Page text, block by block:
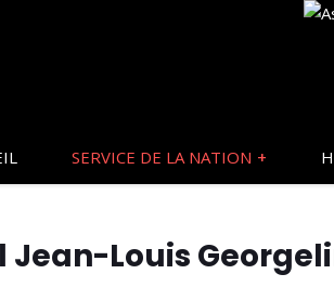
SERVICE DE LA NATION
Jean-Louis